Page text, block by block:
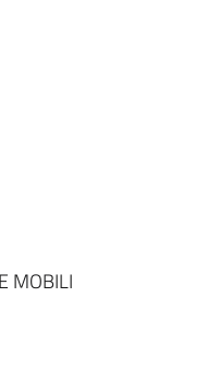
MOBILI